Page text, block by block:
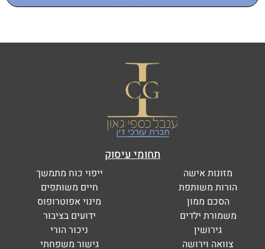
תחומי עיסוק
מזונות אישה
הורות משותפת
הסכם ממון
משמורת ילדים
גירושין
צוואה וירושה
ייפוי כוח מתמשך
חיים משותפים
מינוי אפוטרופוס
ידועים בציבור
ניכור הורי
גישור משפחתי